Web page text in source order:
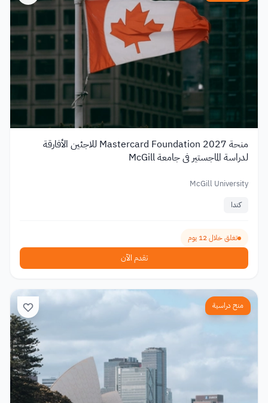
منحة Mastercard Foundation 2027 للاجئين الأفارقة
لدراسة الماجستير في جامعة McGill
McGill University
كندا
تغلق خلال 12 يوم
تقدم الآن
منح دراسية